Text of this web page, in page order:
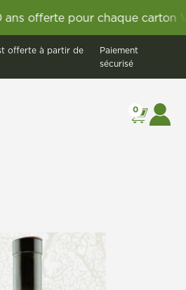
pour chaque carton
offerte à partir de
Paiement
sécurisé
0